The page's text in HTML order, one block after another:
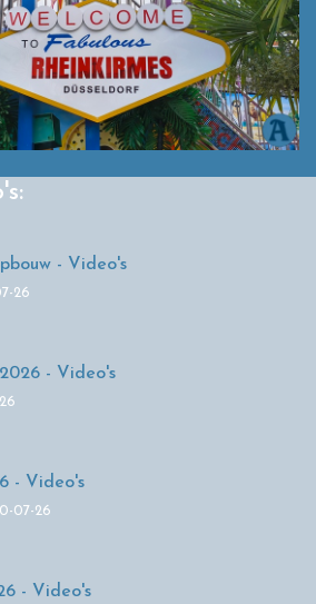
- Video's
26
- Video's
- Video's
07-26
- Video's